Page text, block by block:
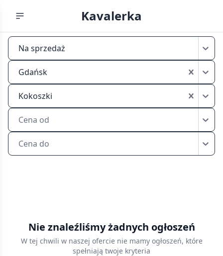
Kavalerka
Kawalerka
Kokoszki
Na sprzedaż
Gdańsk
Kokoszki
Cena od
Cena do
GdańskuNie znaleźliśmy żadnych ogłoszeń
W tej chwili w naszej ofercie nie mamy ogłoszeń, które
spełniają twoje kryteria